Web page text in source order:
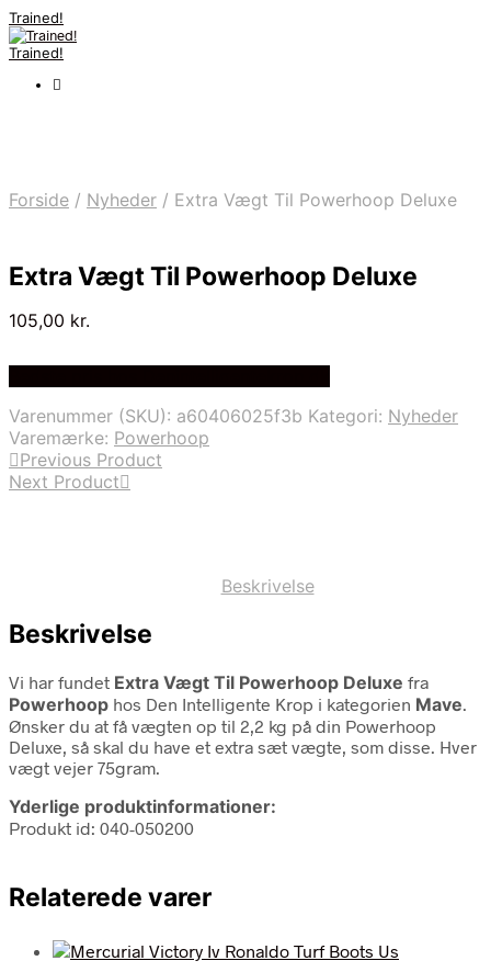
Trained!
Trained!
Forside / Nyheder / Extra Vægt Til Powerhoop Deluxe
Extra Vægt Til Powerhoop Deluxe
105,00 kr.
Varenummer (SKU): a60406025f3b Kategori: Nyheder
Varemærke: Powerhoop
Previous Product
Next Product
Beskrivelse
Beskrivelse
Vi har fundet Extra Vægt Til Powerhoop Deluxe fra
Powerhoop hos Den Intelligente Krop i kategorien Mave
Ønsker du at få vægten op til 2,2 kg på din Powerhoop
Deluxe, så skal du have et extra sæt vægte, som disse. Hver
vægt vejer 75gram.
Yderlige produktinformationer:
Produkt id: 040-050200
Relaterede varer